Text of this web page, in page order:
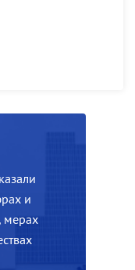
и
мерах